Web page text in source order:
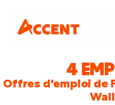
4
Offres d'emploi de